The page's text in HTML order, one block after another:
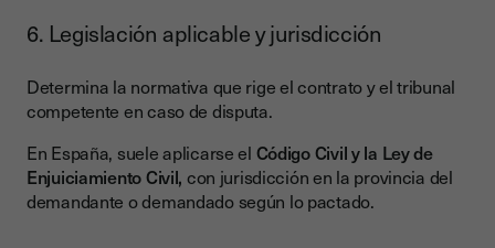
6. Legislación aplicable y jurisdicción
Determina la normativa que rige el contrato y el tribunal
competente en caso de disputa.
En España, suele aplicarse el Código Civil y la Ley de
Enjuiciamiento Civil, con jurisdicción en la provincia del
demandante o demandado según lo pactado.